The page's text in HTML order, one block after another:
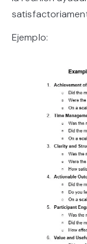
Ejemplo: